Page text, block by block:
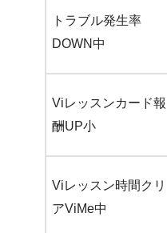
トラブル発生率
DOWN中
Viレッスンカード報
酬UP小
Viレッスン時間クリ
アViMe中